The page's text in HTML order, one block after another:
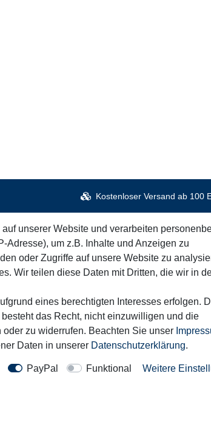
Kostenloser Versand ab 100
Informationen
Service
Zahlung &
unserer Website und verarbeiten
Adresse), um z.B. Inhalte und Anzeigen zu
oder Zugriffe auf unsere Website zu
Wir teilen diese Daten mit Dritten, die wir in
eines berechtigten Interesses erfolgen.
das Recht, nicht einzuwilligen und die
zu widerrufen. Beachten Sie unser
Daten in unserer Daten­schutz­erklärung.
PayPal Funktional Weitere